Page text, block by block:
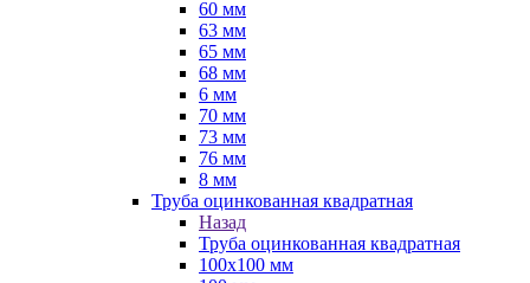
60 мм
63 мм
65 мм
68 мм
6 мм
70 мм
73 мм
76 мм
8 мм
Труба оцинкованная квадратная
Назад
Труба оцинкованная квадратная
100х100 мм